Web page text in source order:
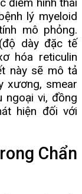
lý myeloid
mô phỏng.
dày đặc tế
hóa reticulin
này sẽ mô tả
xương, smear
ngoại vi, đồng
hiện đối với
Chẩn